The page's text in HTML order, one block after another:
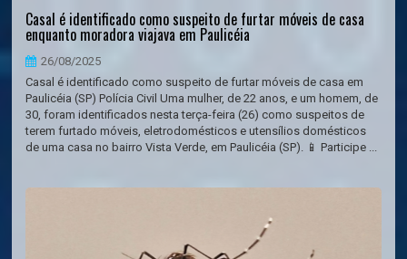
Casal é identificado como suspeito de furtar móveis de casa
enquanto moradora viajava em Paulicéia
26/08/2025
Casal é identificado como suspeito de furtar móveis de casa em
Paulicéia (SP) Polícia Civil Uma mulher, de 22 anos, e um homem, de
30, foram identificados nesta terça-feira (26) como suspeitos de
terem furtado móveis, eletrodomésticos e utensílios domésticos
de uma casa no bairro Vista Verde, em Paulicéia (SP). 📱 Participe ...